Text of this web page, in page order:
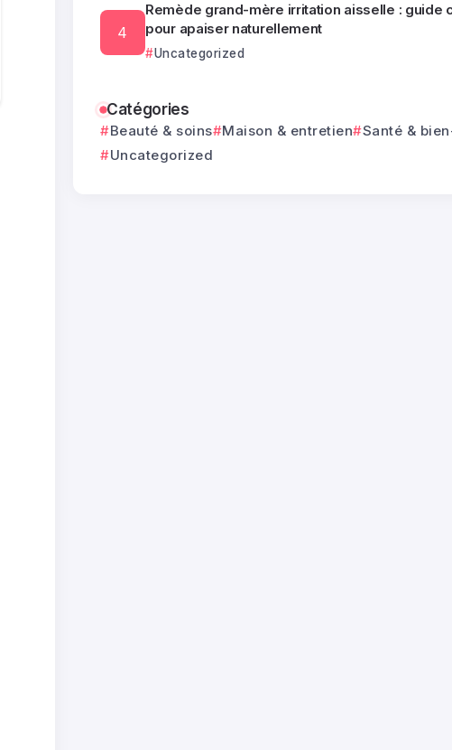
Remède grand-mère irritation aisselle : guide
pour apaiser naturellement
Uncategorized
Catégories
Beauté & soins Maison & entretien
Santé &
Uncategorized